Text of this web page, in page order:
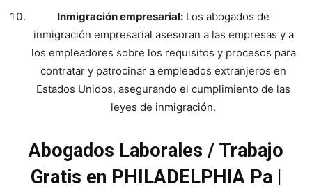
Inmigración empresarial: Los abogados de
inmigración empresarial asesoran a las empresas y a
los empleadores sobre los requisitos y procesos para
contratar y patrocinar a empleados extranjeros en
Estados Unidos, asegurando el cumplimiento de las
leyes de inmigración.
Abogados Laborales / Trabajo
Gratis en PHILADELPHIA Pa |